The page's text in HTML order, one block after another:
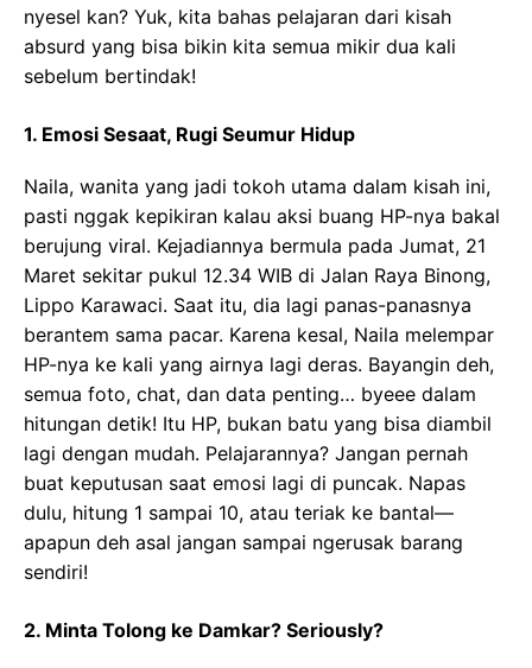
nyesel kan? Yuk, kita bahas pelajaran dari kisah
absurd yang bisa bikin kita semua mikir dua kali
sebelum bertindak!
1. Emosi Sesaat, Rugi Seumur Hidup
Naila, wanita yang jadi tokoh utama dalam kisah ini,
pasti nggak kepikiran kalau aksi buang HP-nya bakal
berujung viral. Kejadiannya bermula pada Jumat, 21
Maret sekitar pukul 12.34 WIB di Jalan Raya Binong,
Lippo Karawaci. Saat itu, dia lagi panas-panasnya
berantem sama pacar. Karena kesal, Naila melempar
HP-nya ke kali yang airnya lagi deras. Bayangin deh,
semua foto, chat, dan data penting… byeee dalam
hitungan detik! Itu HP, bukan batu yang bisa diambil
lagi dengan mudah. Pelajarannya? Jangan pernah
buat keputusan saat emosi lagi di puncak. Napas
dulu, hitung 1 sampai 10, atau teriak ke bantal—
apapun deh asal jangan sampai ngerusak barang
sendiri!
2. Minta Tolong ke Damkar? Seriously?